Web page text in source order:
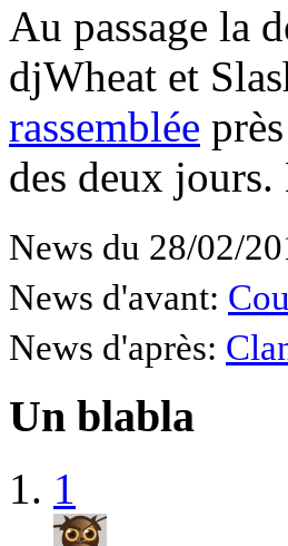
Au passage la
djWheat et
rassemblée
des deux jours.
News du 28/02/
News d'avant:
News d'après:
Un blabla
1